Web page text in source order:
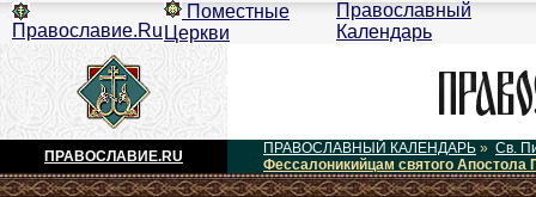
Православие.Ru
Поместные
Церкви
Православный
Календарь
ПРАВОСЛАВИЕ.RU ПРАВОСЛАВНЫЙ КАЛЕНДАРЬ » Св.
Фессалоникийцам святого Апостола